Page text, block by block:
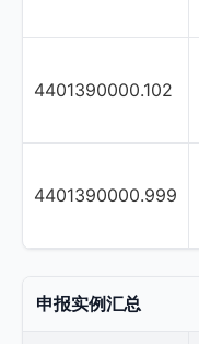
4401390000.102
4401390000.999
申报实例汇总